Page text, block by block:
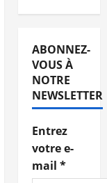
ABONNEZ-
VOUS À
NOTRE
NEWSLETTER
Entrez
votre e-
mail *